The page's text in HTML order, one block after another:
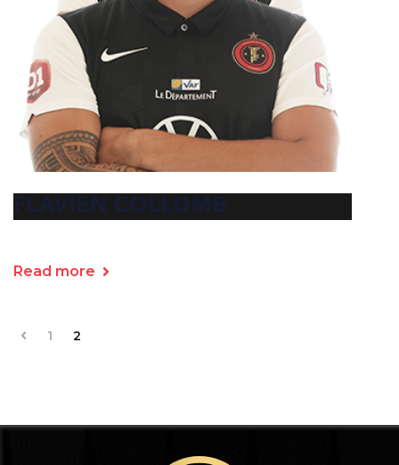
FLAVIEN COLLOMB
Read more
1 2